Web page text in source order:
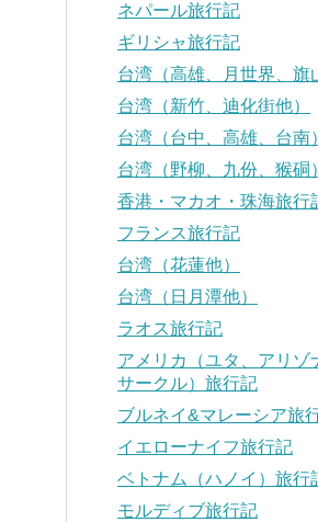
ネパール旅行記
ギリシャ旅行記
台湾（高雄、月世界、旗
台湾（新竹、迪化街他）
台湾（台中、高雄、台南）
台湾（野柳、九份、猴硐）
香港・マカオ・珠海旅行
フランス旅行記
台湾（花蓮他）
台湾（日月潭他）
ラオス旅行記
アメリカ（ユタ、アリゾ
サークル）旅行記
ブルネイ&マレーシア旅
イエローナイフ旅行記
ベトナム（ハノイ）旅行
モルディブ旅行記